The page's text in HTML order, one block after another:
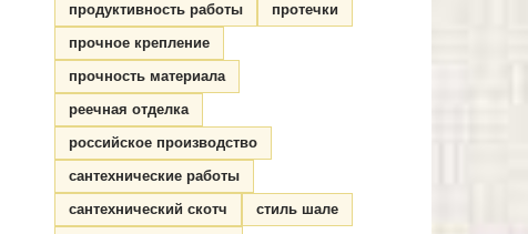
продуктивность работы
протечки
прочное крепление
прочность материала
реечная отделка
российское производство
сантехнические работы
сантехнический скотч
стиль шале